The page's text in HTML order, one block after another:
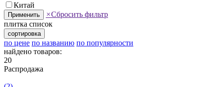
Китай
Применить ×Сбросить фильтр
плитка список
сортировка
по цене по названию по популярности
найдено товаров:
20
Распродажа